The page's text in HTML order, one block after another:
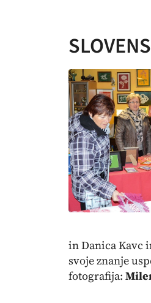
in Danica Kavc
svoje znanje
fotografija: